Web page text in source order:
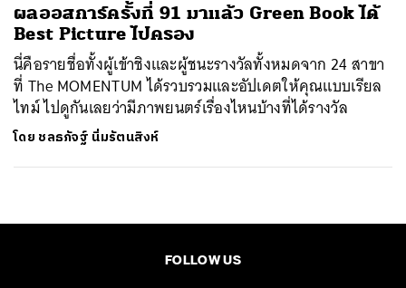
ผลออสการ์ครั้งที่ 91 มาแล้ว Green Book ได้
Best Picture ไปครอง
นี่คือรายชื่อทั้งผู้เข้าชิงและผู้ชนะรางวัลทั้งหมดจาก 24 สาขา
ที่ The MOMENTUM ได้รวบรวมและอัปเดตให้คุณแบบเรียล
ไทม์ ไปดูกันเลยว่ามีภาพยนตร์เรื่องไหนบ้างที่ได้รางวัล
โดย ชลธภัจฐ์ นิ่มรัตนสิงห์
FOLLOW US